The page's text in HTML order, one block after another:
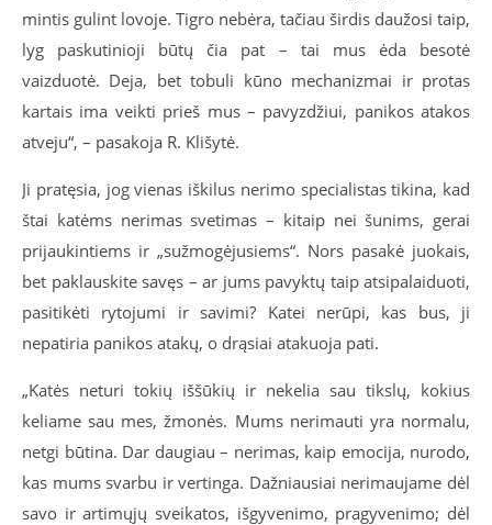
mintis gulint lovoje. Tigro nebėra, tačiau širdis daužosi taip,
lyg paskutinioji būtų čia pat – tai mus ėda besotė
vaizduotė. Deja, bet tobuli kūno mechanizmai ir protas
kartais ima veikti prieš mus – pavyzdžiui, panikos atakos
atveju“, – pasakoja R. Klišytė.
Ji pratęsia, jog vienas iškilus nerimo specialistas tikina, kad
štai katėms nerimas svetimas – kitaip nei šunims, gerai
prijaukintiems ir „sužmogėjusiems“. Nors pasakė juokais,
bet paklauskite savęs – ar jums pavyktų taip atsipalaiduoti,
pasitikėti rytojumi ir savimi? Katei nerūpi, kas bus, ji
nepatiria panikos atakų, o drąsiai atakuoja pati.
„Katės neturi tokių iššūkių ir nekelia sau tikslų, kokius
keliame sau mes, žmonės. Mums nerimauti yra normalu,
netgi būtina. Dar daugiau – nerimas, kaip emocija, nurodo,
kas mums svarbu ir vertinga. Dažniausiai nerimaujame dėl
savo ir artimųjų sveikatos, išgyvenimo, pragyvenimo; dėl